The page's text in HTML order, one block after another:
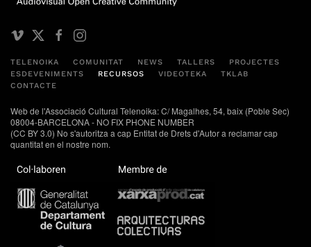
TELENOIKA COMUNITAT NEWS TALLERS
PROJECTES
ESDEVENIMENTS
RECURSOS VIDEOTEKA
TKLAB
CONTACTE
Web de l'Associació Cultural Telenoika: C/ Magalhes, 54, baix (Poble Sec)
08004-BARCELONA - NO FIX PHONE NUMBER
(CC BY 3.0) No s'autoritza a cap Entitat de Drets d'Autor a reclamar cap
quantitat en el nostre nom.